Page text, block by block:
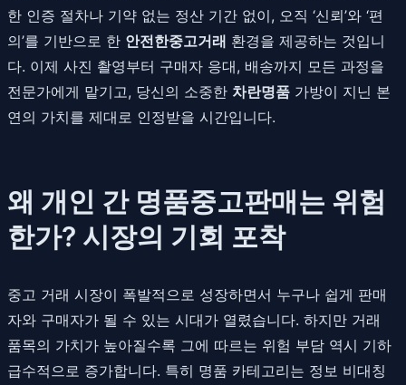
한 인증 절차나 기약 없는 정산 기간 없이, 오직 ‘신뢰’와 ‘편
의’를 기반으로 한 안전한중고거래 환경을 제공하는 것입니
다. 이제 사진 촬영부터 구매자 응대, 배송까지 모든 과정을
전문가에게 맡기고, 당신의 소중한 차란명품 가방이 지닌 본
연의 가치를 제대로 인정받을 시간입니다.
왜 개인 간 명품중고판매는 위험
한가? 시장의 기회 포착
중고 거래 시장이 폭발적으로 성장하면서 누구나 쉽게 판매
자와 구매자가 될 수 있는 시대가 열렸습니다. 하지만 거래
품목의 가치가 높아질수록 그에 따르는 위험 부담 역시 기하
급수적으로 증가합니다. 특히 명품 카테고리는 정보 비대칭